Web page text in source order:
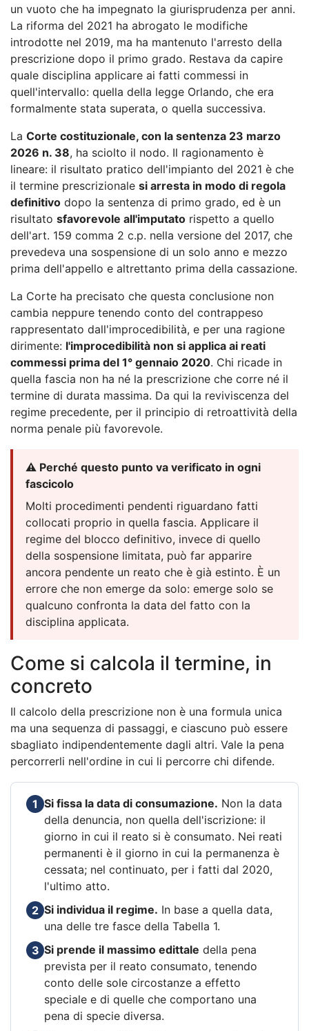
un vuoto che ha impegnato la giurisprudenza per anni.
La riforma del 2021 ha abrogato le modifiche
introdotte nel 2019, ma ha mantenuto l'arresto della
prescrizione dopo il primo grado. Restava da capire
quale disciplina applicare ai fatti commessi in
quell'intervallo: quella della legge Orlando, che era
formalmente stata superata, o quella successiva.
La Corte costituzionale, con la sentenza 23 marzo
2026 n. 38, ha sciolto il nodo. Il ragionamento è
lineare: il risultato pratico dell'impianto del 2021 è che
il termine prescrizionale si arresta in modo di regola
definitivo dopo la sentenza di primo grado, ed è un
risultato sfavorevole all'imputato rispetto a quello
dell'art. 159 comma 2 c.p. nella versione del 2017, che
prevedeva una sospensione di un solo anno e mezzo
prima dell'appello e altrettanto prima della cassazione.
La Corte ha precisato che questa conclusione non
cambia neppure tenendo conto del contrappeso
rappresentato dall'improcedibilità, e per una ragione
dirimente: l'improcedibilità non si applica ai reati
commessi prima del 1° gennaio 2020. Chi ricade in
quella fascia non ha né la prescrizione che corre né il
termine di durata massima. Da qui la reviviscenza del
regime precedente, per il principio di retroattività della
norma penale più favorevole.
⚠️ Perché questo punto va verificato in ogni
fascicolo
Molti procedimenti pendenti riguardano fatti
collocati proprio in quella fascia. Applicare il
regime del blocco definitivo, invece di quello
della sospensione limitata, può far apparire
ancora pendente un reato che è già estinto. È un
errore che non emerge da solo: emerge solo se
qualcuno confronta la data del fatto con la
disciplina applicata.
Come si calcola il termine, in
concreto
Il calcolo della prescrizione non è una formula unica
ma una sequenza di passaggi, e ciascuno può essere
sbagliato indipendentemente dagli altri. Vale la pena
percorrerli nell'ordine in cui li percorre chi difende.
1 Si fissa la data di consumazione. Non la data
della denuncia, non quella dell'iscrizione: il
giorno in cui il reato si è consumato. Nei reati
permanenti è il giorno in cui la permanenza è
cessata; nel continuato, per i fatti dal 2020,
l'ultimo atto.
2 Si individua il regime. In base a quella data,
una delle tre fasce della Tabella 1.
3 Si prende il massimo edittale della pena
prevista per il reato consumato, tenendo
conto delle sole circostanze a effetto
speciale e di quelle che comportano una
pena di specie diversa.